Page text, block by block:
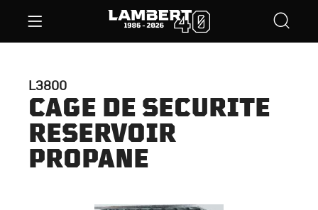
L3800
CAGE DE SECURITE
RESERVOIR
PROPANE